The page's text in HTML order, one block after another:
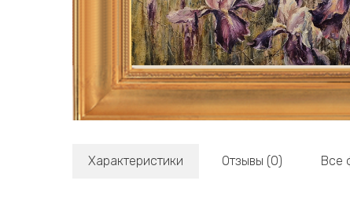
Характеристики Отзывы (0) Все